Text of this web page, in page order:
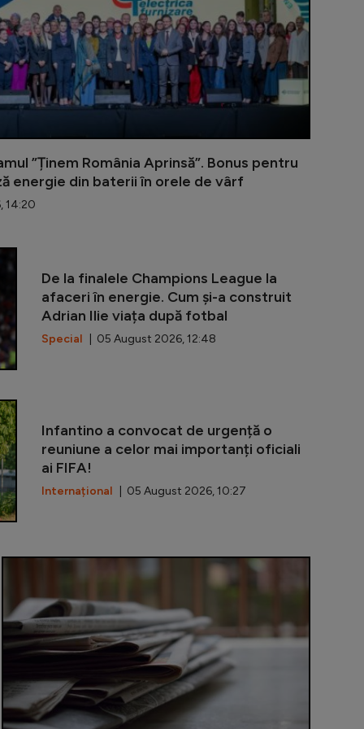
”Ținem România Aprinsă”. Bonus pentru
energie din baterii în orele de vârf
14:20
De la finalele Champions League la
afaceri în energie. Cum și-a construit
Adrian Ilie viața după fotbal
Special | 05 August 2026, 12:48
Infantino a convocat de urgență o
reuniune a celor mai importanți oficiali
ai FIFA!
Internațional | 05 August 2026, 10:27
3 digitalizează relația cu contribuabilii: portal online